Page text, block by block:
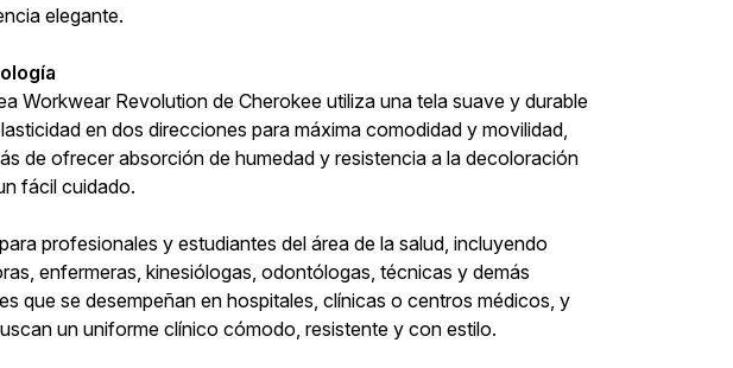
elegante.
Workwear Revolution de Cherokee utiliza una tela suave y durable
en dos direcciones para máxima comodidad y movilidad,
de ofrecer absorción de humedad y resistencia a la decoloración
fácil cuidado.
profesionales y estudiantes del área de la salud, incluyendo
enfermeras, kinesiólogas, odontólogas, técnicas y demás
que se desempeñan en hospitales, clínicas o centros médicos, y
un uniforme clínico cómodo, resistente y con estilo.